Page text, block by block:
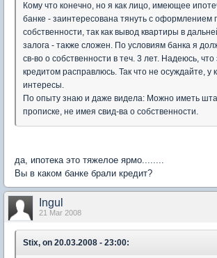
Кому что конечно, но я как лицо, имеющее
банке - заинтересована тянуть с оформлением
собственности, так как вывод квартиры в
залога - также сложен. По условиям банка я
св-во о собственности в теч. 3 лет. Надеюсь, что
кредитом расправлюсь. Так что не осуждайте, у
интересы.
По опыту знаю и даже видела: Можно иметь
прописке, не имея свид-ва о собственности.
да, ипотека это тяжелое ярмо........
Вы в каком банке брали кредит?
Ingul
21 Mar 2008
Stix, on 20.03.2008 - 23:00: